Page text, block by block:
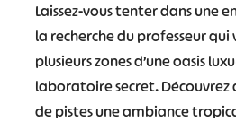
Laissez-vous tenter dans une
la recherche du professeur
plusieurs zones d’une oasis
laboratoire secret. Découvrez
de pistes une ambiance